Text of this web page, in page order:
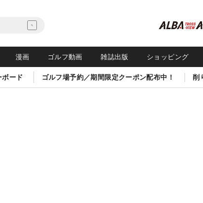
漫画 ゴルフ動画 雑誌出版 ショッピング
ード ゴルフ場予約／期間限定クーポン配布中！ 削